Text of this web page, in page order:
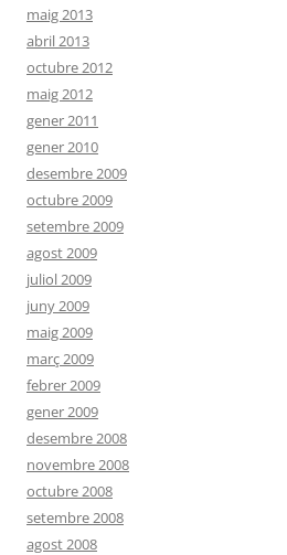
maig 2013
abril 2013
octubre 2012
maig 2012
gener 2011
gener 2010
desembre 2009
octubre 2009
setembre 2009
agost 2009
juliol 2009
juny 2009
maig 2009
març 2009
febrer 2009
gener 2009
desembre 2008
novembre 2008
octubre 2008
setembre 2008
agost 2008